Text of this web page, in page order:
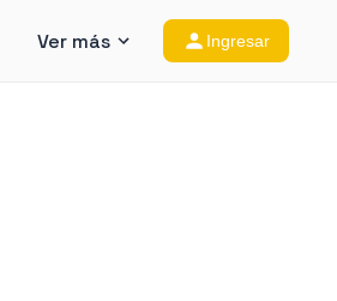
Ver más Ingresar